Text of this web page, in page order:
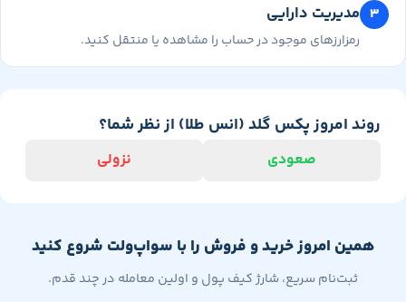
مدیریت دارایی
رمزارزهای موجود در حساب را مشاهده یا منتقل کنید.
امروز پکس گلد (انس طلا) از نظر شما؟
صعودی نزولی
همین امروز خرید و فروش را با سواپ‌ولت شروع کنید
ثبت‌نام سریع، شارژ کیف پول و اولین معامله در چند قدم.